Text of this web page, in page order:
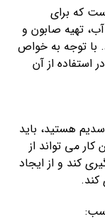
که برای
آب، تهیه صابون و
با توجه به خواص
استفاده از آن
هستید، باید
می تواند از
کند و از ایجاد